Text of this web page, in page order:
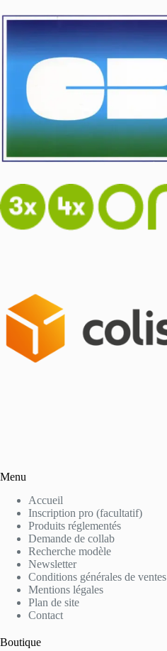
Menu
Accueil
Inscription pro (facultatif)
Produits réglementés
Demande de collab
Recherche modèle
Newsletter
Conditions générales de ventes
Mentions légales
Plan de site
Contact
Boutique